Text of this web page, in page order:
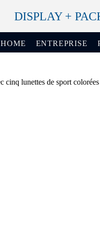
DISPLAY +
HOME ENTREPRISE